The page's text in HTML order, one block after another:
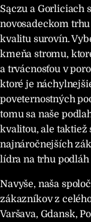
Sączu a Gorliciach
novosadeckom
kvalitu surovín.
kmeňa stromu,
a trvácnosťou v
ktoré je
poveternostných
tomu sa naše
kvalitou, ale taktiež
najnáročnejších
lídra na trhu podláh
Navyše, naša
zákazníkov z
Varšava, Gdansk,